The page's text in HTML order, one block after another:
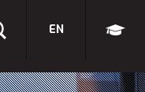
EN